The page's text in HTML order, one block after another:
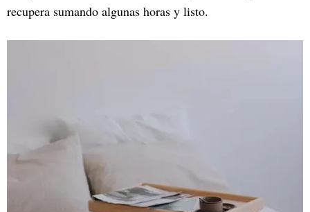
recupera sumando algunas horas y listo.